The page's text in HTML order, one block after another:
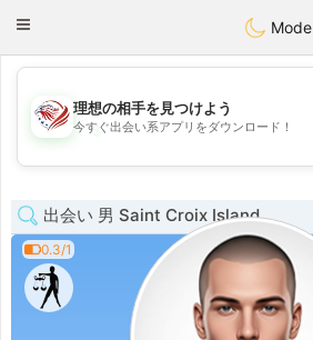
StatesDating
Toggle
Mode
💖
理想の相手を見つけよう
今すぐ出会い系アプリをダウンロード！
出会い 男 Saint Croix Island
0.3/1